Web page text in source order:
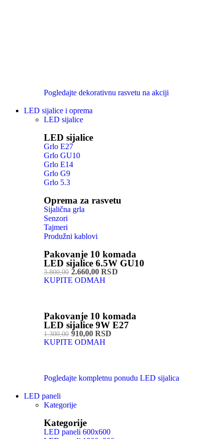
Pogledajte dekorativnu rasvetu na akciji
LED sijalice i oprema
LED sijalice
LED sijalice
Grlo E27
Grlo GU10
Grlo E14
Grlo G9
Grlo 5.3
Oprema za rasvetu
Sijalična grla
Senzori
Tajmeri
Produžni kablovi
Pakovanje 10 komada
LED sijalice 6.5W GU10
3.800,002.660,00 RSD
KUPITE ODMAH
Pakovanje 10 komada
LED sijalice 9W E27
1.300,00910,00 RSD
KUPITE ODMAH
Pogledajte kompletnu ponudu LED sijalica
LED paneli
Kategorije
Kategorije
LED paneli 600x600